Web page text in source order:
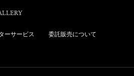
ーサービス 委託販売について